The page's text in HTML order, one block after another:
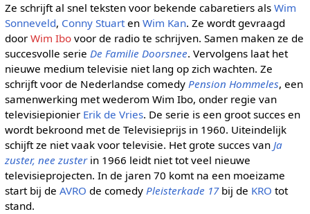
Ze schrijft al snel teksten voor bekende cabaretiers als Wim
Sonneveld, Conny Stuarten Wim Kan. Ze wordt gevraagd
door Wim Ibovoor de radio te schrijven. Samen maken ze de
succesvolle serie De Familie Doorsnee. Vervolgens laat het
nieuwe medium televisie niet lang op zich wachten. Ze
schrijft voor de Nederlandse comedy Pension Hommeles, een
samenwerking met wederom Wim Ibo, onder regie van
televisiepionier Erik de Vries. De serie is een groot succes en
wordt bekroond met de Televisieprijs in 1960. Uiteindelijk
schijft ze niet vaak voor televisie. Het grote succes van Ja
zuster, nee zusterin 1966 leidt niet tot veel nieuwe
televisieprojecten. In de jaren 70 komt na een moeizame
start bij de AVRO de comedy Pleisterkade 17bij de KRO tot
stand.